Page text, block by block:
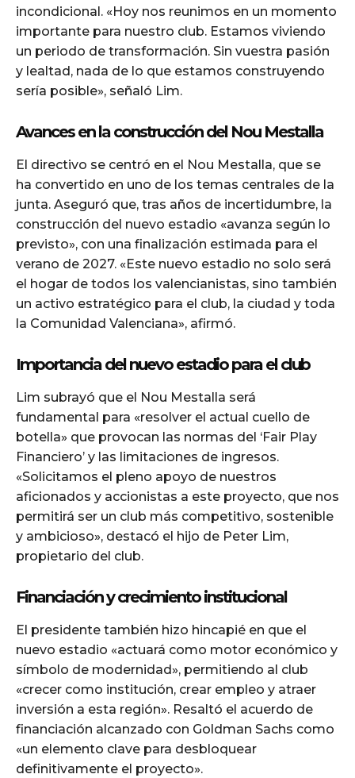
incondicional. «Hoy nos reunimos en un momento
importante para nuestro club. Estamos viviendo
un periodo de transformación. Sin vuestra pasión
y lealtad, nada de lo que estamos construyendo
sería posible», señaló Lim.
Avances en la construcción del Nou Mestalla
El directivo se centró en el Nou Mestalla, que se
ha convertido en uno de los temas centrales de la
junta. Aseguró que, tras años de incertidumbre, la
construcción del nuevo estadio «avanza según lo
previsto», con una finalización estimada para el
verano de 2027. «Este nuevo estadio no solo será
el hogar de todos los valencianistas, sino también
un activo estratégico para el club, la ciudad y toda
la Comunidad Valenciana», afirmó.
Importancia del nuevo estadio para el club
Lim subrayó que el Nou Mestalla será
fundamental para «resolver el actual cuello de
botella» que provocan las normas del ‘Fair Play
Financiero’ y las limitaciones de ingresos.
«Solicitamos el pleno apoyo de nuestros
aficionados y accionistas a este proyecto, que nos
permitirá ser un club más competitivo, sostenible
y ambicioso», destacó el hijo de Peter Lim,
propietario del club.
Financiación y crecimiento institucional
El presidente también hizo hincapié en que el
nuevo estadio «actuará como motor económico y
símbolo de modernidad», permitiendo al club
«crecer como institución, crear empleo y atraer
inversión a esta región». Resaltó el acuerdo de
financiación alcanzado con Goldman Sachs como
«un elemento clave para desbloquear
definitivamente el proyecto».